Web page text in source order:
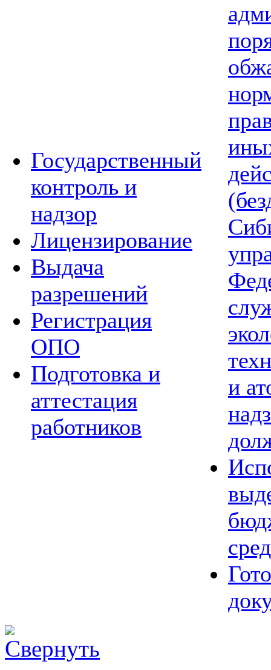
Государственный
контроль и
надзор
Лицензирование
Выдача
разрешений
Регистрация
ОПО
Подготовка и
аттестация
работников
и